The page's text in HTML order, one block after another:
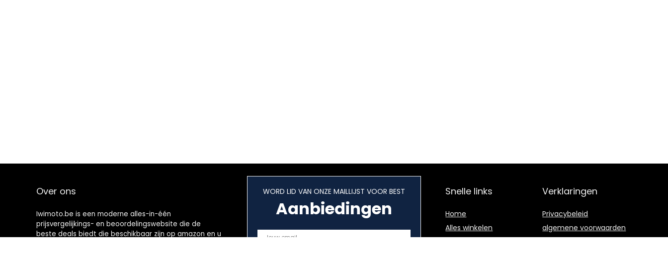
Over ons
Iwimoto.be is een moderne alles-in-één
prijsvergelijkings- en beoordelingswebsite die de
beste deals biedt die beschikbaar zijn op amazon en u
WORD LID VAN ONZE MAILLIJST VOOR BEST
Aanbiedingen
Snelle links
Home
Alles winkelen
Verklaringen
Privacybeleid
algemene voorwaarden